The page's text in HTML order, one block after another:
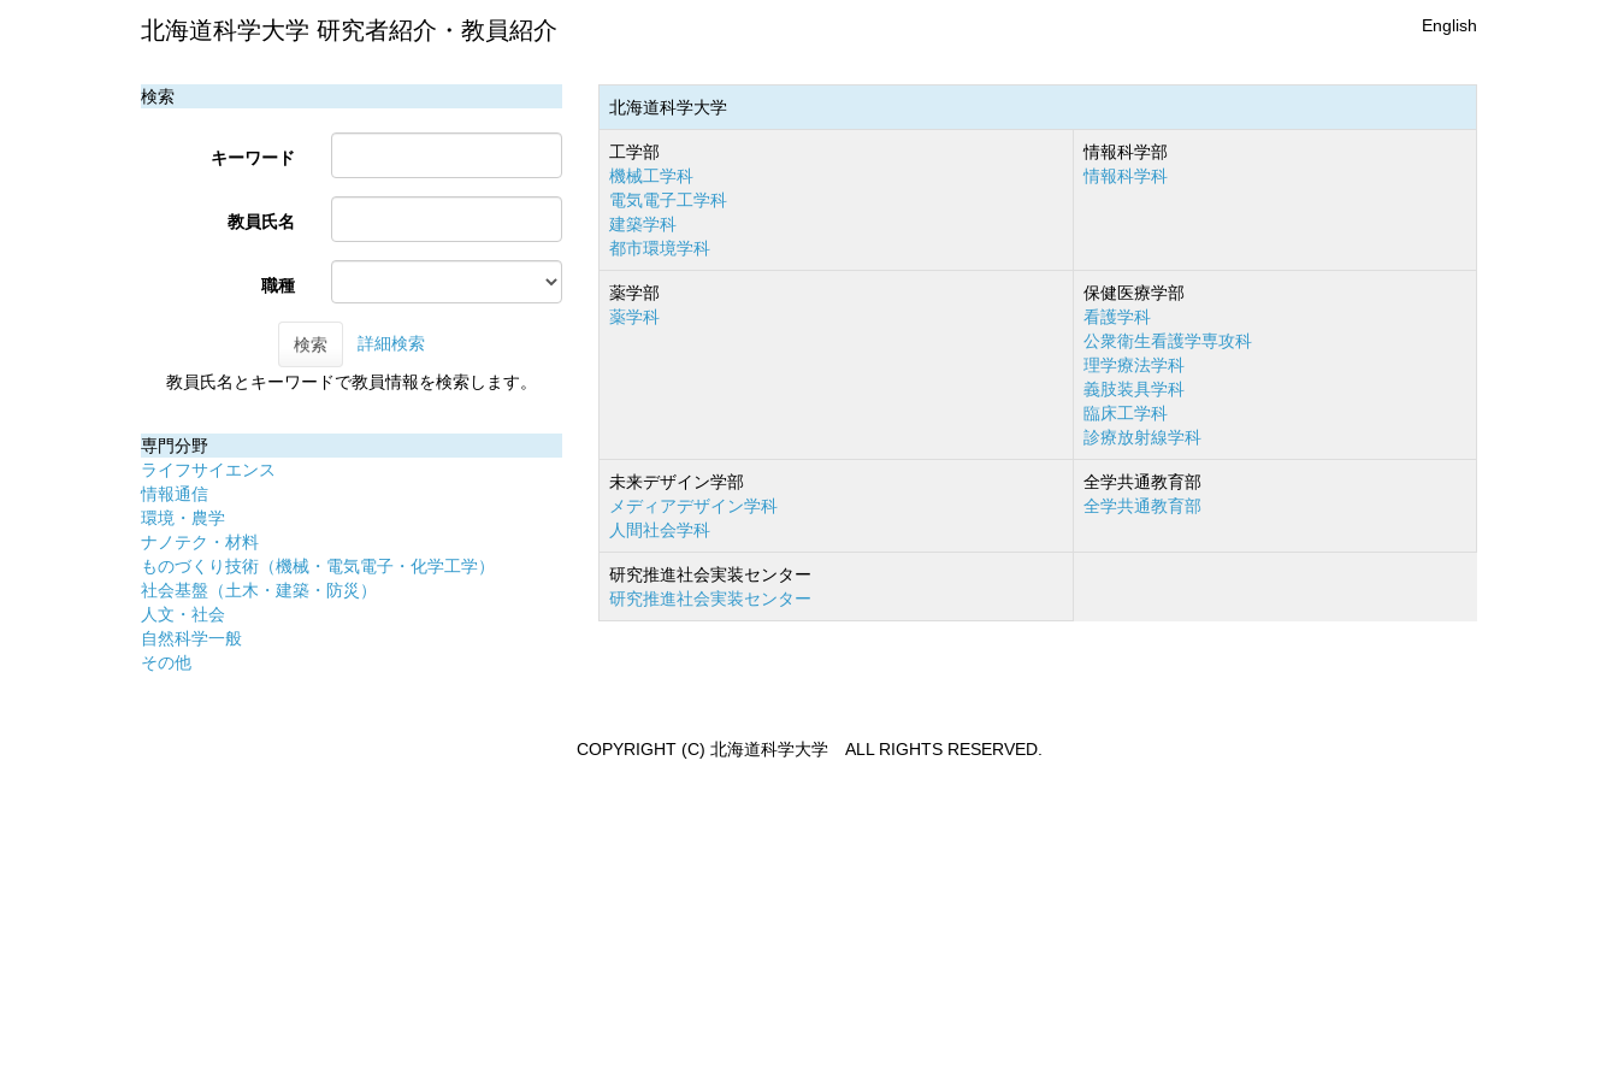
北海道科学大学 研究者紹介・教員紹介 English
検索
キーワード
教員氏名
職種
検索 詳細検索
教員氏名とキーワードで教員情報を検索します。
専門分野
ライフサイエンス
情報通信
環境・農学
ナノテク・材料
ものづくり技術（機械・電気電子・化学工学）
社会基盤（土木・建築・防災）
人文・社会
自然科学一般
その他
北海道科学大学
工学部
機械工学科
電気電子工学科
建築学科
都市環境学科
情報科学部
情報科学科
薬学部
薬学科
保健医療学部
看護学科
公衆衛生看護学専攻科
理学療法学科
義肢装具学科
臨床工学科
診療放射線学科
未来デザイン学部
メディアデザイン学科
人間社会学科
全学共通教育部
全学共通教育部
研究推進社会実装センター
研究推進社会実装センター
COPYRIGHT (C) 北海道科学大学 ALL RIGHTS RESERVED.